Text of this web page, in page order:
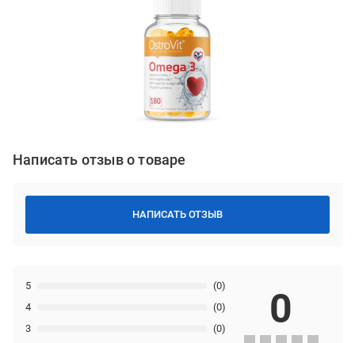
Написать отзыв о товаре
НАПИСАТЬ ОТЗЫВ
3 (0)
4 (0)
5 (0)
0